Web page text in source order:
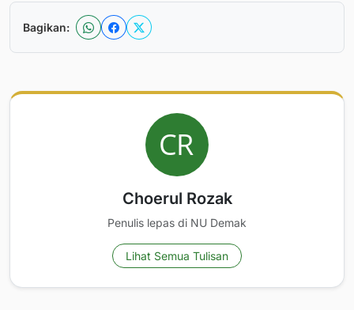
Bagikan:
Choerul Rozak
Penulis lepas di NU Demak
Lihat Semua Tulisan